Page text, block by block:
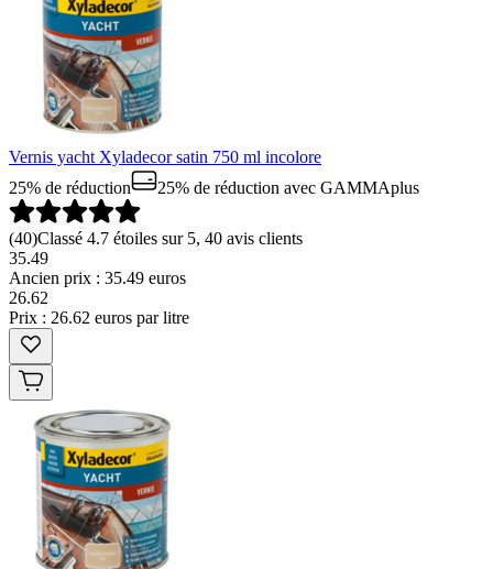
Vernis yacht Xyladecor satin 750 ml incolore
25% de réduction
25% de réduction avec GAMMAplus
(40)Classé 4.7 étoiles sur 5, 40 avis clients
35.49
Ancien prix : 35.49 euros
26.62
Prix : 26.62 euros par litre